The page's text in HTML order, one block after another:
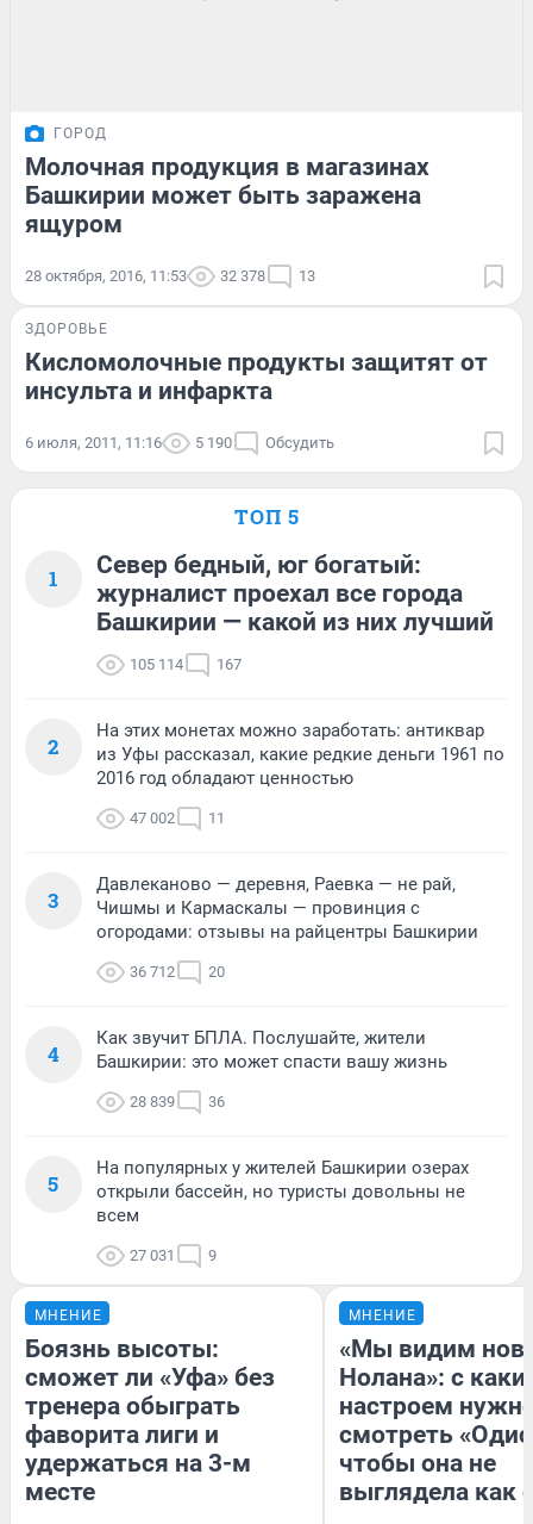
ГОРОД
Молочная продукция в магазинах
Башкирии может быть заражена
ящуром
28 октября, 2016, 11:53 32 378 13
ЗДОРОВЬЕ
Кисломолочные продукты защитят от
инсульта и инфаркта
6 июля, 2011, 11:16 5 190 Обсудить
ТОП 5
1
Север бедный, юг богатый:
журналист проехал все города
Башкирии — какой из них лучший
105 114 167
2
На этих монетах можно заработать: антиквар
из Уфы рассказал, какие редкие деньги 1961 по
2016 год обладают ценностью
47 002 11
3
Давлеканово — деревня, Раевка — не рай,
Чишмы и Кармаскалы — провинция с
огородами: отзывы на райцентры Башкирии
36 712 20
4
Как звучит БПЛА. Послушайте, жители
Башкирии: это может спасти вашу жизнь
28 839 36
5
На популярных у жителей Башкирии озерах
открыли бассейн, но туристы довольны не
всем
27 031 9
МНЕНИЕ
Боязнь высоты:
сможет ли «Уфа» без
тренера обыграть
фаворита лиги и
удержаться на 3-м
месте
МНЕНИЕ
«Мы видим
Нолана»: с
настроем
смотреть
чтобы она не
выглядела как